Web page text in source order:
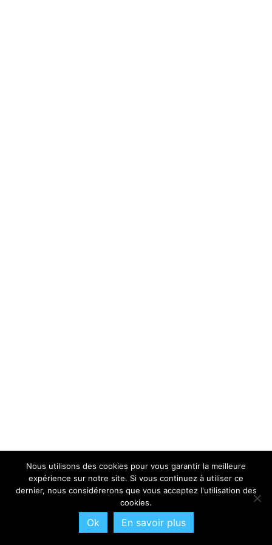
Nous utilisons des cookies pour vous garantir la meilleure
expérience sur notre site. Si vous continuez à utiliser ce
dernier, nous considérerons que vous acceptez l'utilisation des
cookies.
Ok En savoir plus